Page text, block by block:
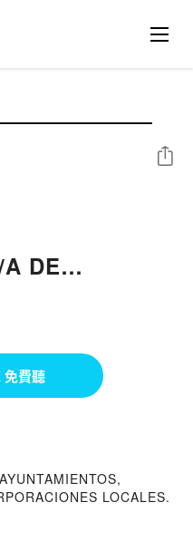
DE
LOCALES.
分享
費聽
LOCALES.